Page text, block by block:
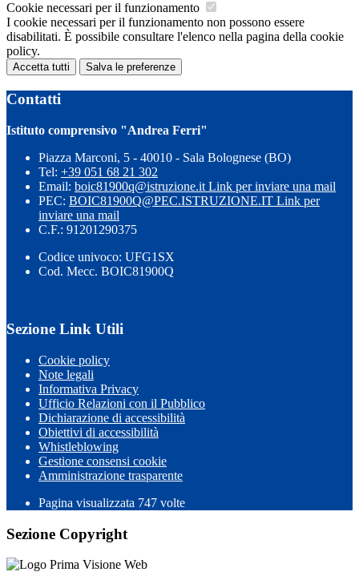
Cookie necessari per il funzionamento
I cookie necessari per il funzionamento non possono essere
disabilitati. È possibile consultare l'elenco nella pagina della cookie
policy.
Accetta tutti Salva le preferenze
Contatti
Istituto comprensivo "Andrea Ferri"
Piazza Marconi, 5 - 40010 - Sala Bolognese (BO)
Tel: +39 051 68 21 302
Email: boic81900q@istruzione.it Link per inviare una mail
PEC: BOIC81900Q@PEC.ISTRUZIONE.IT Link per
inviare una mail
C.F.: 91201290375
Codice univoco: UFG1SX
Cod. Mecc. BOIC81900Q
Sezione Link Utili
Cookie policy
Note legali
Informativa Privacy
Ufficio Relazioni con il Pubblico
Dichiarazione di accessibilità
Obiettivi di accessibilità
Whistleblowing
Gestione consensi cookie
Amministrazione trasparente
Pagina visualizzata 747 volte
Sezione Copyright